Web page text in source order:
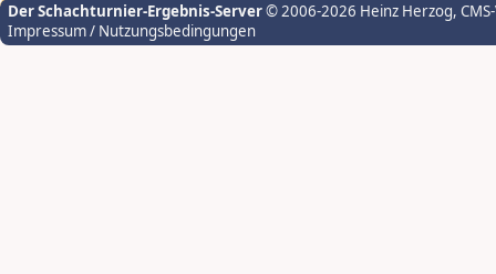
Der Schachturnier-Ergebnis-Server© 2006-2026 Heinz Herzog,
Impressum / Nutzungsbedingungen